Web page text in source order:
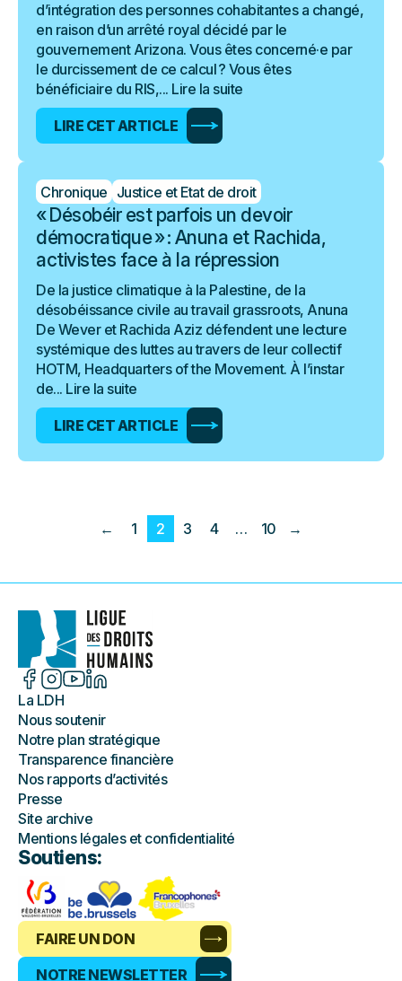
d’intégration des personnes cohabitantes a changé,
en raison d’un arrêté royal décidé par le
gouvernement Arizona. Vous êtes concerné·e par
le durcissement de ce calcul ? Vous êtes
bénéficiaire du RIS,... Lire la suite
LIRE CET ARTICLE
Chronique Justice et Etat de droit
« Désobéir est parfois un devoir
démocratique » : Anuna et Rachida,
activistes face à la répression
De la justice climatique à la Palestine, de la
désobéissance civile au travail grassroots, Anuna
De Wever et Rachida Aziz défendent une lecture
systémique des luttes au travers de leur collectif
HOTM, Headquarters of the Movement. À l’instar
de... Lire la suite
LIRE CET ARTICLE
← 1 2 3 4 … 10 →
La LDH
Nous soutenir
Notre plan stratégique
Transparence financière
Nos rapports d’activités
Presse
Site archive
Mentions légales et confidentialité
Soutiens:
FAIRE UN DON
NOTRE NEWSLETTER